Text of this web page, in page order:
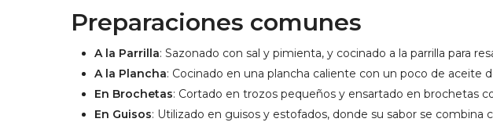
Preparaciones comunes
A la Parrilla: Sazonado con sal y pimienta, y cocinado a la parrilla para
A la Plancha: Cocinado en una plancha caliente con un poco de aceite
En Brochetas: Cortado en trozos pequeños y ensartado en brochetas
En Guisos: Utilizado en guisos y estofados, donde su sabor se